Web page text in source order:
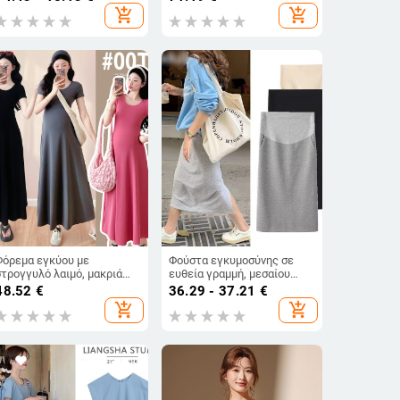
add_shopping_cart
πολυεστερικό ύφασμα,
add_shopping_cart
εγκύου με
λαιμό, μακριά
γραμμή Α, ύφασμα
€
add_shopping_cart
Φούστα εγκυμοσύνης σε
ευθεία γραμμή, μεσαίου
μήκους, βαμβακερή,
μονόχρωμη, για άνοιξη και
φθινόπωρο.
36.29 - 37.21 €
add_shopping_cart